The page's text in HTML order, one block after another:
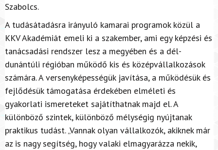
Szabolcs.
A tudásátadásra irányuló kamarai programok közül a
KKV Akadémiát emeli ki a szakember, ami egy képzési és
tanácsadási rendszer lesz a megyében és a dél-
dunántúli régióban működő kis és középvállalkozások
számára. A versenyképességük javítása, a működésük és
fejlődésük támogatása érdekében elméleti és
gyakorlati ismereteket sajátíthatnak majd el. A
különböző szintek, különböző mélységig nyújtanak
praktikus tudást. „Vannak olyan vállalkozók, akiknek már
az is nagy segítség, hogy valaki elmagyarázza nekik,